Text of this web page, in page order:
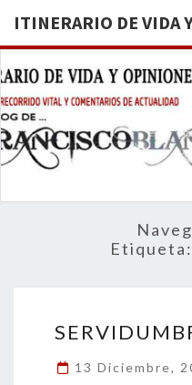
ITINERARIO DE VIDA
Etiqueta:
13 Diciembre,